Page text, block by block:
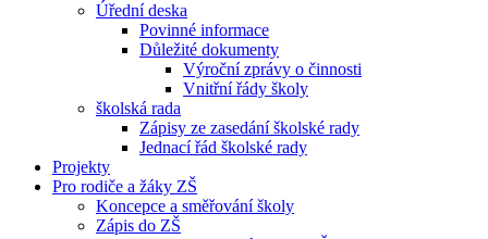
Úřední deska
Povinné informace
Důležité dokumenty
Výroční zprávy o činnosti
Vnitřní řády školy
školská rada
Zápisy ze zasedání školské rady
Jednací řád školské rady
Projekty
Pro rodiče a žáky ZŠ
Koncepce a směřování školy
Zápis do ZŠ